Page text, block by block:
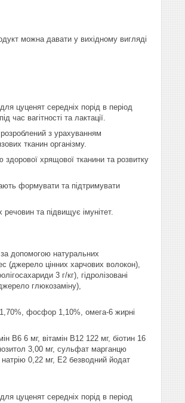
можна давати у вихідному вигляді
цуценят середніх порід в період
вагітності та лактації.
з урахуванням
тканин організму.
хрящової тканини та розвитку
формувати та підтримувати
та підвищує імунітет.
допомогою натуральних
(джерело цінних харчових волокон),
3 г/кг), гідролізовані
глюкозаміну),
1,70%, фосфор 1,10%, омега-6 жирні
В6 6 мг, вітамін В12 122 мг, біотин 16
3,00 мг, сульфат марганцю
0,22 мг, Е2 безводний йодат
цуценят середніх порід в період